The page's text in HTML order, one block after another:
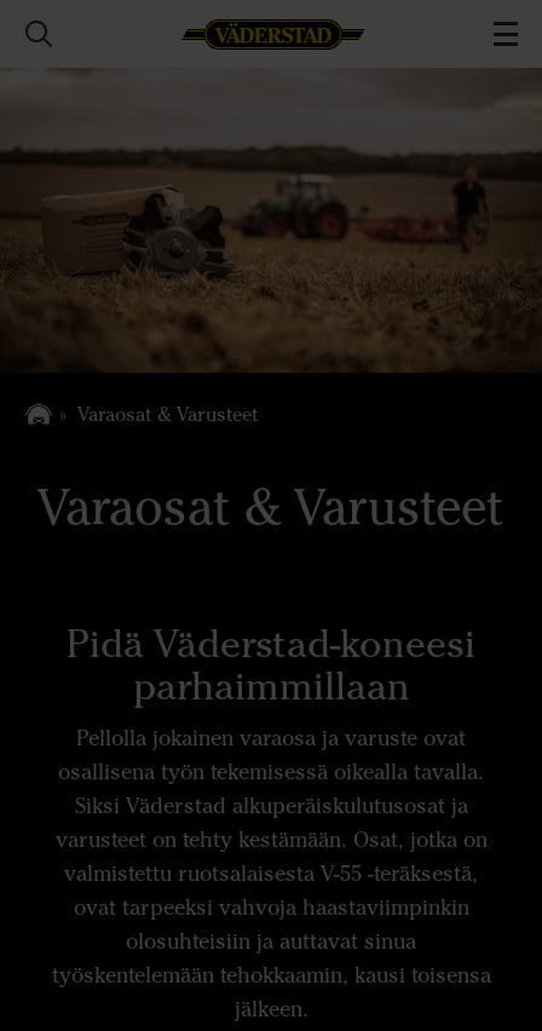
Varaosat & Varusteet
Varaosat & Varusteet
Pidä Väderstad-koneesi
parhaimmillaan
Pellolla jokainen varaosa ja varuste ovat
osallisena työn tekemisessä oikealla tavalla.
Siksi Väderstad alkuperäiskulutusosat ja
varusteet on tehty kestämään. Osat, jotka on
valmistettu ruotsalaisesta V-55 -teräksestä,
ovat tarpeeksi vahvoja haastaviimpinkin
olosuhteisiin ja auttavat sinua
työskentelemään tehokkaamin, kausi toisensa
jälkeen.